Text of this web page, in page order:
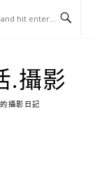
.攝影
攝影日記